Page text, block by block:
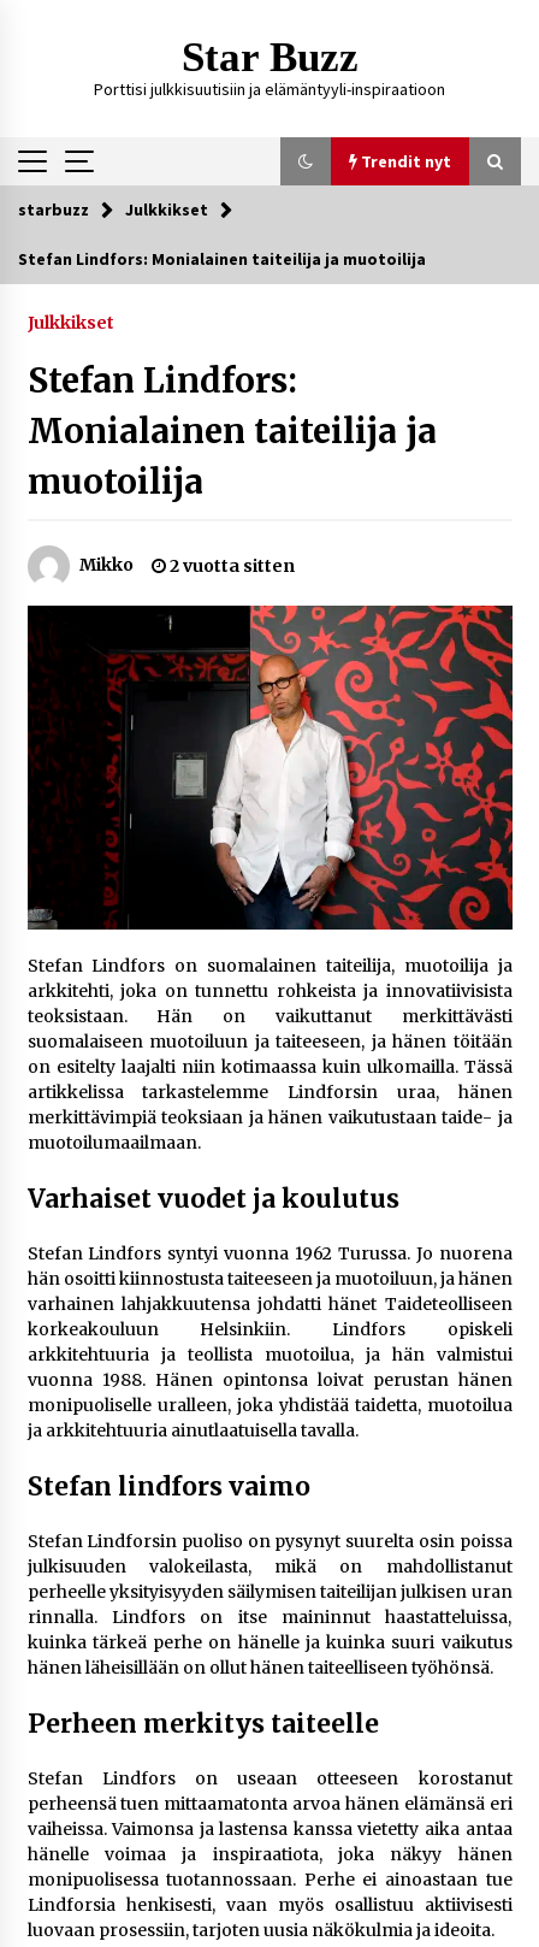
Star Buzz
Porttisi julkkisuutisiin ja elämäntyyli-inspiraatioon
Trendit nyt
Trendit nyt
5 päivää sitten
6 päivää sitten
Netflix, YouTube, TikTok, pelit ja nettikasinot
osana samaa ilmiötä
1 viikko sitten
Jaakko Selin puoliso Simo – pitkä
rakkaustarina, elämäntyö ja ura
2 viikkoa sitten
Näin pikakasinot nopeuttavat kotiutuksia
modernin maksuteknologian avulla
2 viikkoa sitten
Nina Rung – rikollisuuden tutkija ja väkivallan
ehkäisyn näkyvä ääni
2 viikkoa sitten
Pia Töyli – tapaus, joka jäi osaksi Suomen
rikoshistoriaa
3 viikkoa sitten
– asiantuntijalausunto
3 viikkoa sitten
Uutisankkuri Jan Andersson vaimo – faktat ja
huhut
4 viikkoa sitten
Pamela Anderson ikä, ura ja elämä
4 viikkoa sitten
1 kuukausi sitten
starbuzz Julkkikset
Stefan Lindfors: Monialainen taiteilija ja muotoilija
Julkkikset
Stefan Lindfors:
Monialainen taiteilija ja
muotoilija
Mikko 2 vuotta sitten
Stefan Lindfors on suomalainen taiteilija, muotoilija ja
arkkitehti, joka on tunnettu rohkeista ja innovatiivisista
teoksistaan. Hän on vaikuttanut merkittävästi
suomalaiseen muotoiluun ja taiteeseen, ja hänen töitään
on esitelty laajalti niin kotimaassa kuin ulkomailla. Tässä
artikkelissa tarkastelemme Lindforsin uraa, hänen
merkittävimpiä teoksiaan ja hänen vaikutustaan taide- ja
muotoilumaailmaan.
Varhaiset vuodet ja koulutus
Stefan Lindfors syntyi vuonna 1962 Turussa. Jo nuorena
hän osoitti kiinnostusta taiteeseen ja muotoiluun, ja hänen
varhainen lahjakkuutensa johdatti hänet Taideteolliseen
korkeakouluun Helsinkiin. Lindfors opiskeli
arkkitehtuuria ja teollista muotoilua, ja hän valmistui
vuonna 1988. Hänen opintonsa loivat perustan hänen
monipuoliselle uralleen, joka yhdistää taidetta, muotoilua
ja arkkitehtuuria ainutlaatuisella tavalla.
Stefan lindfors vaimo
Stefan Lindforsin puoliso on pysynyt suurelta osin poissa
julkisuuden valokeilasta, mikä on mahdollistanut
perheelle yksityisyyden säilymisen taiteilijan julkisen uran
rinnalla. Lindfors on itse maininnut haastatteluissa,
kuinka tärkeä perhe on hänelle ja kuinka suuri vaikutus
hänen läheisillään on ollut hänen taiteelliseen työhönsä.
Perheen merkitys taiteelle
Stefan Lindfors on useaan otteeseen korostanut
perheensä tuen mittaamatonta arvoa hänen elämänsä eri
vaiheissa. Vaimonsa ja lastensa kanssa vietetty aika antaa
hänelle voimaa ja inspiraatiota, joka näkyy hänen
monipuolisessa tuotannossaan. Perhe ei ainoastaan tue
Lindforsia henkisesti, vaan myös osallistuu aktiivisesti
luovaan prosessiin, tarjoten uusia näkökulmia ja ideoita.